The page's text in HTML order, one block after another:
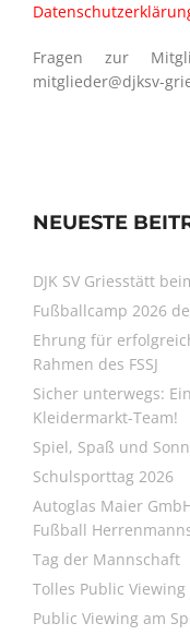
Fragen zur
mitglieder@djksv-
NEUESTE
DJK SV Griesstätt
Fußballcamp 2026
Ehrung für
Rahmen des FSSJ
Sicher unterwegs:
Kleidermarkt-Team!
Spiel, Spaß und
Schulsporttag 2026
Autoglas Maier
Fußball
Tag der Mannschaft
Tolles Public
Public Viewing am